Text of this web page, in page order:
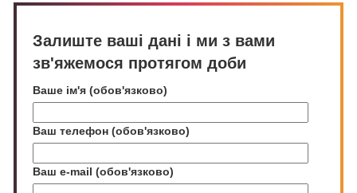
Залиште ваші дані і ми з вами
зв'яжемося протягом доби
Ваше ім'я (обов'язково)
Ваш телефон (обов'язково)
Ваш e-mail (обов'язково)